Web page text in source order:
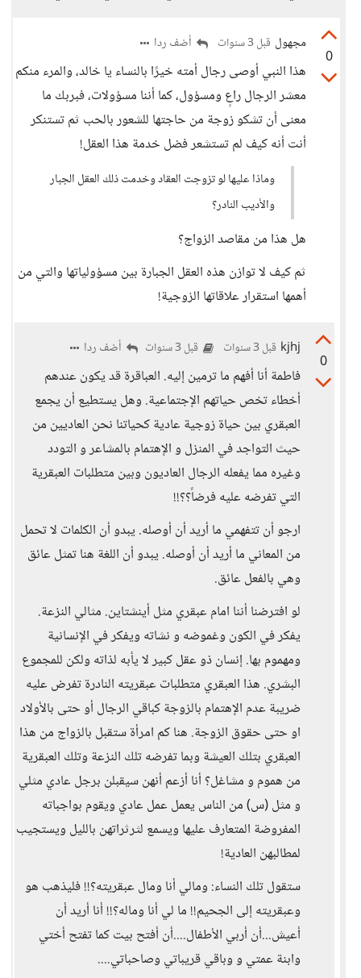
0
مجهول قبل 3 سنوات أضف ردا
هذا النبي أوصى رجال أمته خيرًا بالنساء يا خالد، والمرء منكم
معشر الرجال راعٍ ومسؤول، كما أننا مسؤولات، فبربك ما
معنى أن تشكو زوجة من حاجتها للشعور بالحب ثم تستنكر
أنت أنه كيف لم تستشعر فضل خدمة هذا العقل!
وماذا عليها لو تزوجت العقاد وخدمت ذلك العقل الجبار
والأديب النادر؟
هل هذا من مقاصد الزواج؟
ثم كيف لا توازن هذه العقل الجبارة بين مسؤولياتها والتي من
أهمها استقرار علاقاتها الزوجية!
0
kjhj قبل 3 سنوات قبل 3 سنوات أضف ردا
فاطمة أنا أفهم ما ترمين إليه. العباقرة قد يكون عندهم
أخطاء تخص حياتهم الإجتماعية. وهل يستطيع أن يجمع
العبقري بين حياة زوجية عادية كحياتنا نحن العاديين من
حيث التواجد في المنزل و الإهتمام بالمشاعر و التودد
وغيره مما يفعله الرجال العاديون وبين متطلبات العبقرية
التي تفرضه عليه فرضاً؟؟!!
ارجو أن تتفهمي ما أريد أن أوصله. يبدو أن الكلمات لا تحمل
من المعاني ما أريد أن أوصله. يبدو أن اللغة هنا تمثل عائق
وهي بالفعل عائق.
لو افترضنا أننا امام عبقري مثل أينشتاين. مثالي النزعة.
يفكر في الكون وغموضه و نشاته ويفكر في الإنسانية
ومهموم بها. إنسان ذو عقل كبير لا يأبه لذاته ولكن للمجموع
البشري. هذا العبقري متطلبات عبقريته النادرة تفرض عليه
ضريبة عدم الإهتمام بالزوجة كباقي الرجال أو حتى بالأولاد
او حتى حقوق الزوجة. هنا كم امرأة ستقبل بالزواج من هذا
العبقري بتلك العيشة وبما تفرضه تلك النزعة وتلك العبقرية
من هموم و مشاغل؟ أنا أزعم أنهن سيقبلن برجل عادي مثلي
و مثل (س) من الناس يعمل عمل عادي ويقوم بواجباته
المفروضة المتعارف عليها ويسمع لثرثراتهن بالليل ويستجيب
لمطالبهن العادية!
ستقول تلك النساء: ومالي أنا ومال عبقريته؟!! فليذهب هو
وعبقريته إلى الجحيم!! ما لي أنا وماله؟!! أنا أريد أن
أعيش...أن أربي الأطفال....أن أفتح بيت كما تفتح أختي
وابنة عمتي و وباقي قريباتي وصاحباتي....